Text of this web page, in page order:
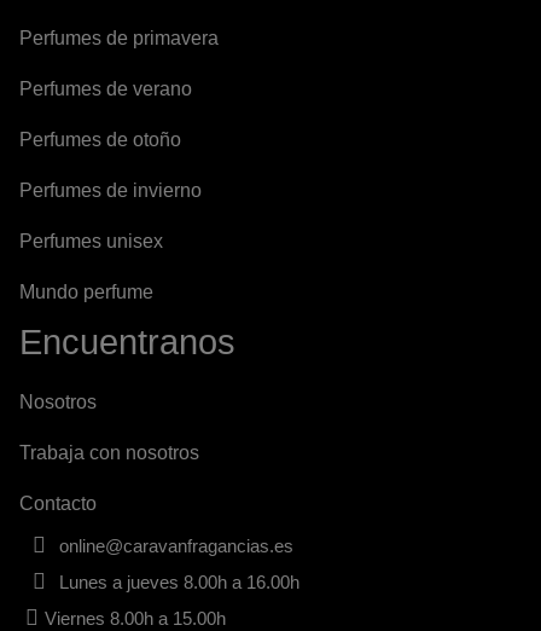
Perfumes de primavera
Perfumes de verano
Perfumes de otoño
Perfumes de invierno
Perfumes unisex
Mundo perfume
Encuentranos
Nosotros
Trabaja con nosotros
Contacto
online@caravanfragancias.es
Lunes a jueves 8.00h a 16.00h
Viernes 8.00h a 15.00h